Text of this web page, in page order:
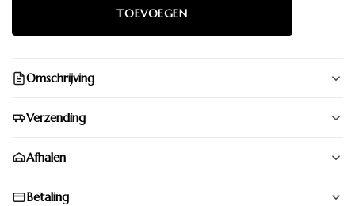
Omschrijving
Verzending
Afhalen
Betaling